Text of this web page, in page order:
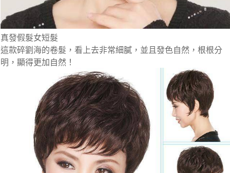
真發假髮女短髮
這款碎劉海的卷髮，看上去非常細膩，並且發色自然，根根分
明，顯得更加自然！